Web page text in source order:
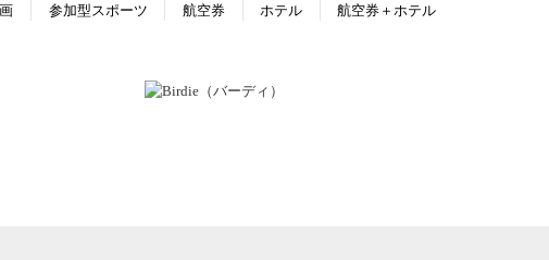
参加型スポーツ 航空券 ホテル 航空券＋ホテル